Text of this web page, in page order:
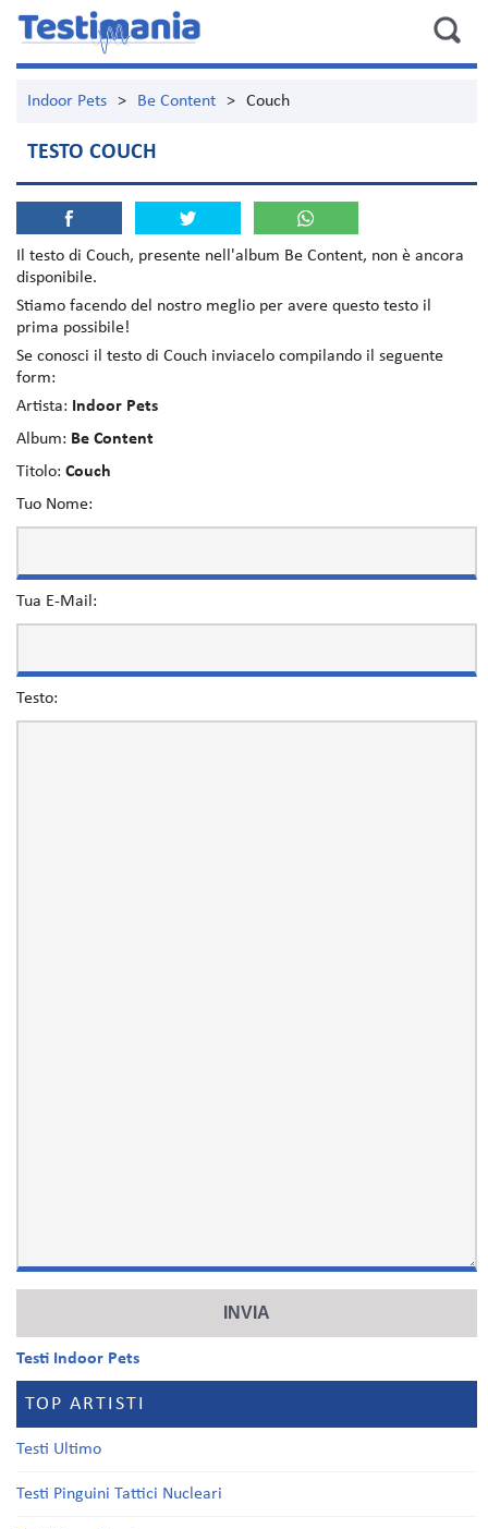
Indoor Pets > Be Content > Couch
TESTO COUCH
Il testo di Couch, presente nell'album Be Content, non è ancora
disponibile.
Stiamo facendo del nostro meglio per avere questo testo il
prima possibile!
Se conosci il testo di Couch inviacelo compilando il seguente
form:
Artista:
Indoor Pets
Album: Be Content
Titolo: Couch
Tuo Nome:
Tua E-Mail:
Testo:
Testi Indoor Pets
TOP ARTISTI
Testi Ultimo
Testi Pinguini Tattici Nucleari